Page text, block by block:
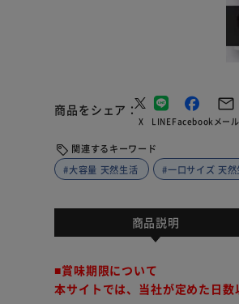
商品をシェア
X LINEFacebook メール
関連するキーワード
#大容量 天然生活
#一口サイズ 天然
商品説明
■賞味期限について
本サイトでは、当社が定めた日